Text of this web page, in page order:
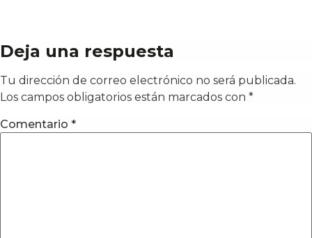
Deja una respuesta
Tu dirección de correo electrónico no será publicada.
Los campos obligatorios están marcados con *
Comentario *